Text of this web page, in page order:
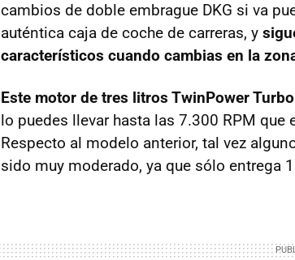
cambios de doble embrague DKG si va
auténtica caja de coche de carreras, y
característicos cuando cambias en la
Este motor de tres litros TwinPower
lo puedes llevar hasta las 7.300 RPM
Respecto al modelo anterior, tal vez
sido muy moderado, ya que sólo entrega